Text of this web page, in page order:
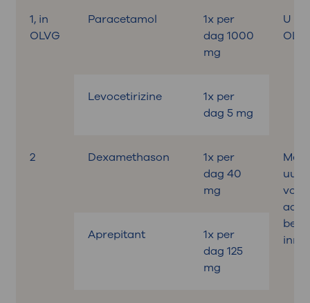
1, in
OLVG
Paracetamol
1x per
dag 1000
mg
U
Levocetirizine
1x per
dag 5 mg
2 Dexamethason
1x per
dag 40
mg
uur
aan
Aprepitant
1x per
dag 125
mg